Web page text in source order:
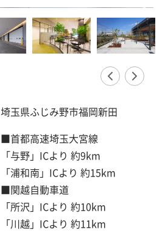
埼玉県ふじみ野市福岡新田
■首都高速埼玉大宮線
「与野」ICより 約9km
「浦和南」ICより 約15km
■関越自動車道
「所沢」ICより 約10km
「川越」ICより 約11km